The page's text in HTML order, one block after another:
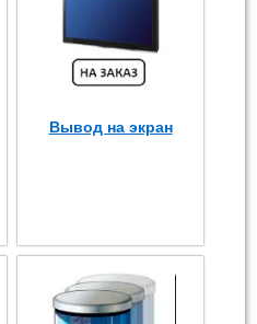
Вывод на экран